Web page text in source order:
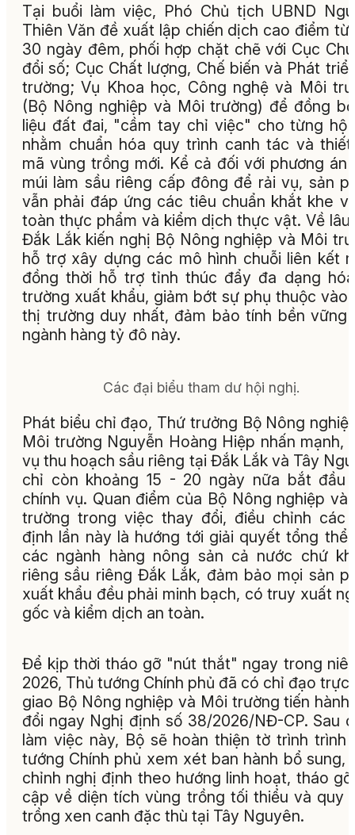
Tại buổi làm việc, Phó Chủ tịch UBND
Thiên Văn đề xuất lập chiến dịch cao điểm từ
30 ngày đêm, phối hợp chặt chẽ với Cục
đổi số; Cục Chất lượng, Chế biến và Phát
trường; Vụ Khoa học, Công nghệ và Môi
(Bộ Nông nghiệp và Môi trường) để đồng
liệu đất đai, "cầm tay chỉ việc" cho từng hộ
nhằm chuẩn hóa quy trình canh tác và
mã vùng trồng mới. Kể cả đối với phương án
múi làm sầu riêng cấp đông để rải vụ, sản
vẫn phải đáp ứng các tiêu chuẩn khắt khe
toàn thực phẩm và kiểm dịch thực vật. Về lâu
Đắk Lắk kiến nghị Bộ Nông nghiệp và Môi
hỗ trợ xây dựng các mô hình chuỗi liên kết
đồng thời hỗ trợ tỉnh thúc đẩy đa dạng
trường xuất khẩu, giảm bớt sự phụ thuộc vào
thị trường duy nhất, đảm bảo tính bền vững
ngành hàng tỷ đô này.
Các đại biểu tham dư hội nghị.
Phát biểu chỉ đạo, Thứ trưởng Bộ Nông
Môi trường Nguyễn Hoàng Hiệp nhấn mạnh,
vụ thu hoạch sầu riêng tại Đắk Lắk và Tây
chỉ còn khoảng 15 - 20 ngày nữa bắt đầu
chính vụ. Quan điểm của Bộ Nông nghiệp và
trường trong việc thay đổi, điều chỉnh các
định lần này là hướng tới giải quyết tổng thể
các ngành hàng nông sản cả nước chứ
riêng sầu riêng Đắk Lắk, đảm bảo mọi sản
xuất khẩu đều phải minh bạch, có truy xuất
gốc và kiểm dịch an toàn.
Để kịp thời tháo gỡ "nút thắt" ngay trong
2026, Thủ tướng Chính phủ đã có chỉ đạo trực
giao Bộ Nông nghiệp và Môi trường tiến hành
đổi ngay Nghị định số 38/2026/NĐ-CP. Sau
làm việc này, Bộ sẽ hoàn thiện tờ trình trình
tướng Chính phủ xem xét ban hành bổ sung,
chỉnh nghị định theo hướng linh hoạt, tháo
cập về diện tích vùng trồng tối thiểu và quy
trồng xen canh đặc thù tại Tây Nguyên.